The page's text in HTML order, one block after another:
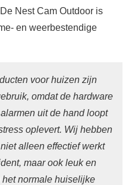
Nest Cam Outdoor is
en weerbestendige
voor huizen zijn
omdat de hardware
uit de hand loopt
oplevert. Wij hebben
alleen effectief werkt
maar ook leuk en
normale huiselijke